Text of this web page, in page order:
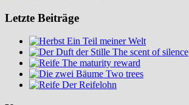
Letzte Beiträge
Ein Teil meiner Welt
The scent of silence
The maturity reward
Two trees
Der Reifelohn